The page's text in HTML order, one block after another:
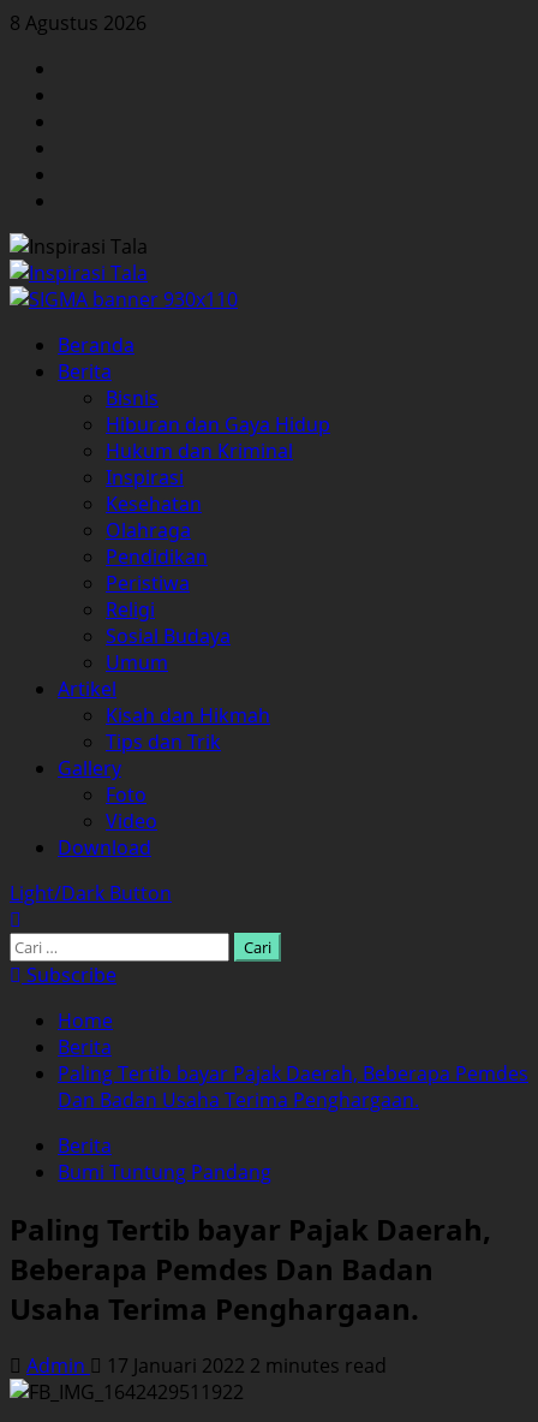
Skip
content
8 Agustus 2026
Primary
Menu
Beranda
Berita
Bisnis
Hiburan dan Gaya Hidup
Hukum dan Kriminal
Inspirasi
Kesehatan
Olahraga
Pendidikan
Peristiwa
Religi
Sosial Budaya
Umum
Artikel
Kisah dan Hikmah
Tips dan Trik
Gallery
Foto
Video
Download
Light/Dark Button
Cari
untuk:
Subscribe
Home
Berita
Paling Tertib bayar Pajak Daerah, Beberapa Pemdes
Dan Badan Usaha Terima Penghargaan.
Berita
Bumi Tuntung Pandang
Paling Tertib bayar Pajak Daerah,
Beberapa Pemdes Dan Badan
Usaha Terima Penghargaan.
Admin 17 Januari 2022 2 minutes read